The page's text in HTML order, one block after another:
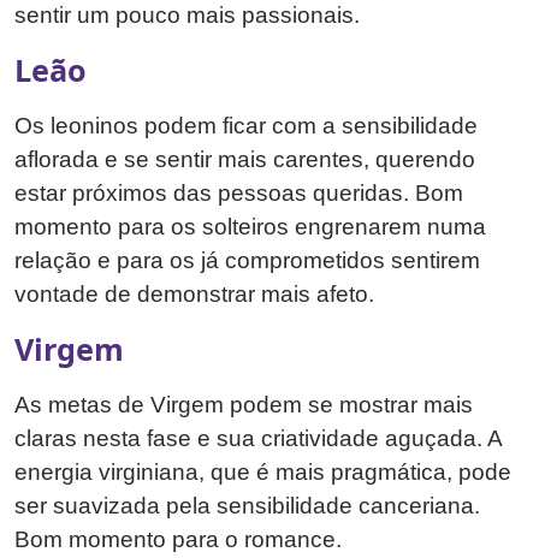
sentir um pouco mais passionais.
Leão
Os leoninos podem ficar com a sensibilidade
aflorada e se sentir mais carentes, querendo
estar próximos das pessoas queridas. Bom
momento para os solteiros engrenarem numa
relação e para os já comprometidos sentirem
vontade de demonstrar mais afeto.
Virgem
As metas de Virgem podem se mostrar mais
claras nesta fase e sua criatividade aguçada. A
energia virginiana, que é mais pragmática, pode
ser suavizada pela sensibilidade canceriana.
Bom momento para o romance.